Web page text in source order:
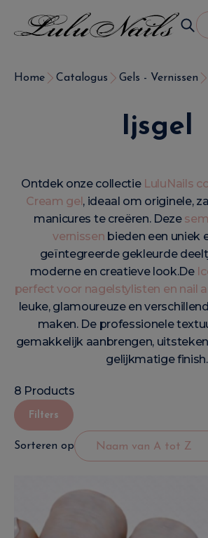
Home Catalogus Gels - Vernissen
Ijsgel
Ontdek onze collectie LuluNails
Cream gel, ideaal om originele,
manicures te creëren. Deze
vernissen bieden een uniek
geïntegreerde gekleurde
moderne en creatieve look.De
perfect voor nagelstylisten en nail
leuke, glamoureuze en
maken. De professionele
gemakkelijk aanbrengen,
gelijkmatige finish.
8 Products
Filters
Sorteren op